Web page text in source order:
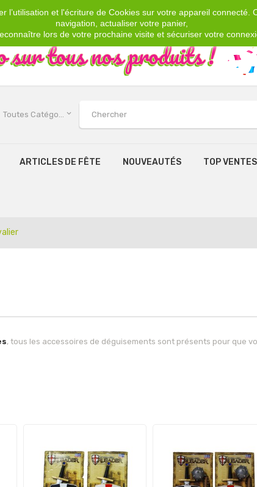
l’utilisation et l'écriture de Cookies sur votre appareil
navigation, actualiser votre panier,
lors de votre prochaine visite et sécuriser votre
Toutes Catégories keyboard_arrow_down
ARTICLES DE FÊTE NOUVEAUTÉS TOP VENTES
, tous les accessoires de déguisements sont présents pour que